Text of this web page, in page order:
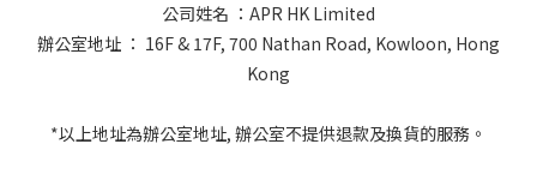
公司姓名 ：APR HK Limited
辦公室地址 ： 16F & 17F, 700 Nathan Road, Kowloon, Hong
Kong
*以上地址為辦公室地址, 辦公室不提供退款及換貨的服務。